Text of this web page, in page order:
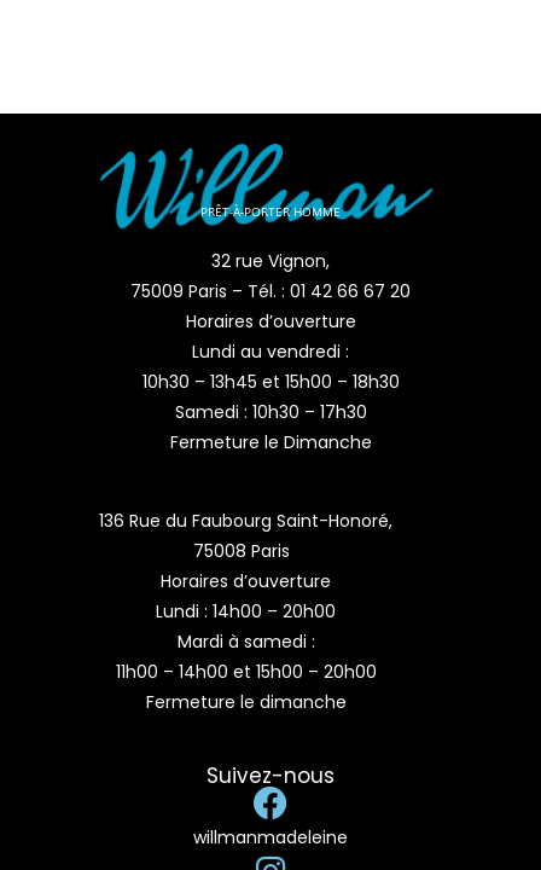
PRÊT-À-PORTER HOMME
32 rue Vignon,
75009 Paris – Tél. : 01 42 66 67 20
Horaires d’ouverture
Lundi au vendredi :
10h30 – 13h45 et 15h00 – 18h30
Samedi : 10h30 – 17h30
Fermeture le Dimanche
136 Rue du Faubourg Saint-Honoré,
75008 Paris
Horaires d’ouverture
Lundi : 14h00 – 20h00
Mardi à samedi :
11h00 – 14h00 et 15h00 – 20h00
Fermeture le dimanche
Suivez-nous
willmanmadeleine